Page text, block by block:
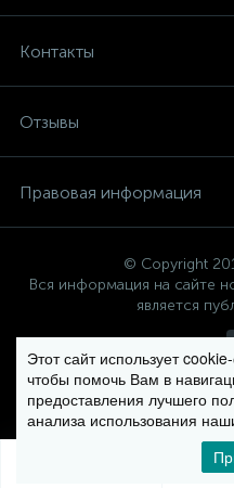
0
Контакты
Отзывы
Правовая информация
© Copyright
Вся информация на сайте
является
Политика компании в
Этот сайт использует
чтобы помочь Вам в
предоставления лучшего
анализа использования